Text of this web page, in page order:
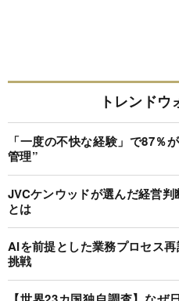
トレンドウ
「一度の不快な経験」で87
管理”
JVCケンウッドが選んだ経営
とは
AIを前提とした業務プロセス
挑戦